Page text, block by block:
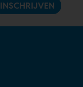
INSCHRIJVEN